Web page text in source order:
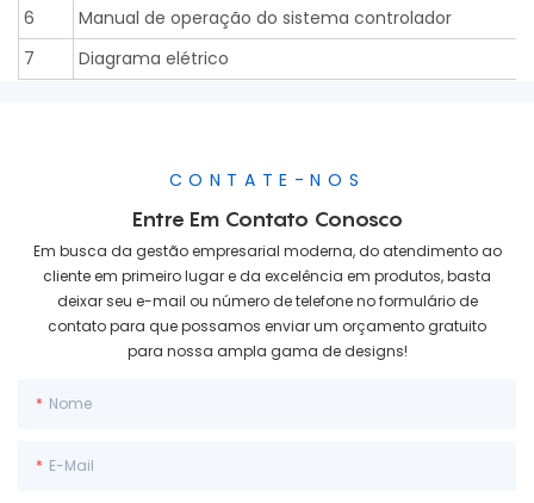
6
Manual de operação do sistema controlador
7
Diagrama elétrico
CONTATE-NOS
Entre Em Contato Conosco
Em busca da gestão empresarial moderna, do atendimento ao
cliente em primeiro lugar e da excelência em produtos, basta
deixar seu e-mail ou número de telefone no formulário de
contato para que possamos enviar um orçamento gratuito
para nossa ampla gama de designs!
Nome
E-Mail